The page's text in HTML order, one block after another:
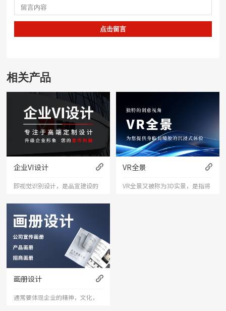
点击留言
相关产品
企业VI设计
即视觉识别设计，是品宣建设的
重要组成部分，它通过标志、色
彩、字体等视觉元素来打造品宣
的独特形象，从而帮助企业树立
独特的企业形象，提高企业知名
度和认知度。
VR全景
VR全景又被称为3D实景，是指将
画册设计
通常要体现企业的精神，文化，